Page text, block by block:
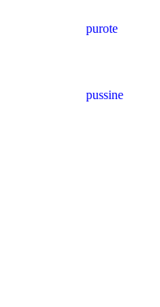
purote
pussine